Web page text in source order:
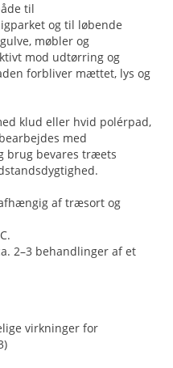
til
og til løbende
møbler og
mod udtørring og
forbliver mættet, lys og
klud eller hvid polérpad,
med
brug bevares træets
af træsort og
2–3 behandlinger af et
virkninger for